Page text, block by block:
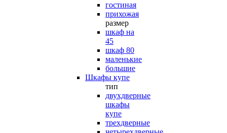
гостиная
прихожая
размер
шкаф на
45
шкаф 80
маленькие
большие
Шкафы купе
тип
двухдверные
шкафы
купе
трехдверные